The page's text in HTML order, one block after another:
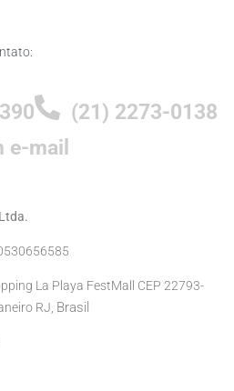
(21) 2273-0138
e-mail
La Playa FestMall CEP 22793-
RJ, Brasil